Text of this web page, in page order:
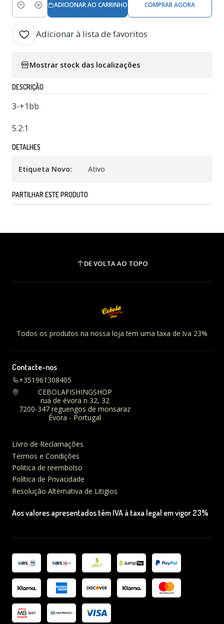
Quantidade
ADICIONAR AO CARRINHO COMPRAR AGORA
Adicionar à lista de favoritos
Mostrar stock das localizações
DESCRIÇÃO
3-+1bb
5.2:1
DETALHES
Etiqueta Novo: Ativo
PARTILHAR ESTE PRODUTO
DE VOLTA AO TOPO
Todos os produtos na nossa loja tem uma taxa de Iva 23%
Contacte-nos
+351961308405
CEBOLAFISHINGSHOP
rua de évora n 32, 32
7200-347 reguengos de monsaraz
Évora - Portugal
Livro de Reclamações
Termos e Condições
Politica de reembolso
Política de Privacidade
Resolução Alternativa de Litigios
Aos valores apresentados têm IVA à taxa legal em vigor 23%